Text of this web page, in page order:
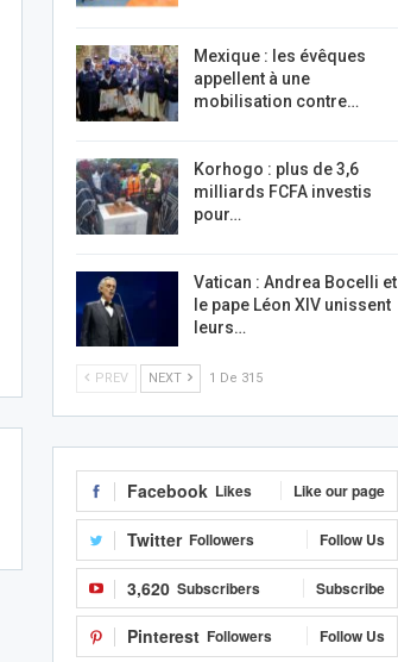
Mexique : les évêques
appellent à une
mobilisation contre…
Korhogo : plus de 3,6
milliards FCFA investis
pour…
Vatican : Andrea Bocelli et
le pape Léon XIV unissent
leurs…
PREV NEXT 1 De 315
Facebook Likes Like our page
Twitter Followers Follow Us
3,620 Subscribers Subscribe
Pinterest Followers Follow Us